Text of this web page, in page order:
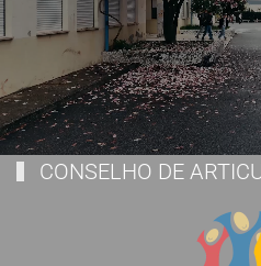
CONSELHO DE